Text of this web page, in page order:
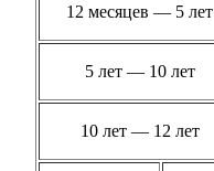
12 месяцев — 5 лет
5 лет — 10 лет
10 лет — 12 лет